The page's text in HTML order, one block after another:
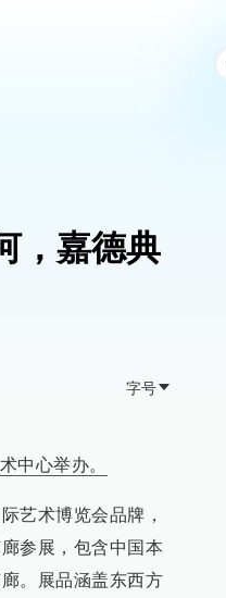
，嘉德典
字号
中心举办。
艺术博览会品牌，
参展，包含中国本
。展品涵盖东西方